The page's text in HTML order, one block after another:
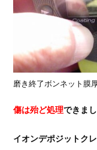
磨き終了ボンネット膜
傷は殆ど処理できまし
イオンデポジットク